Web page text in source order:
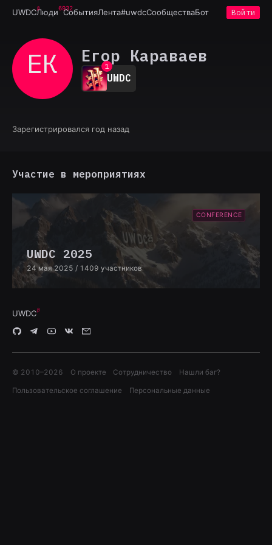
UWDCЛюди6932
СобытияЛента#uwdcСообществаБот Войти
ЕК Егор Караваев
0
1
2
3
6
UWDC
Зарегистрировался год назад
Участие в мероприятиях
CONFERENCE
UWDC 2025
24 мая 2025 / 1409 участников
UWDC
© 2010–2026 О проекте Сотрудничество Нашли баг?
Пользовательское соглашение Персональные данные